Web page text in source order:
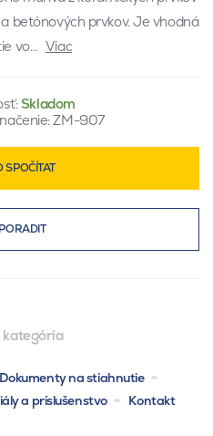
betónových prvkov. Je vhodná
vo… Viac
Skladom
ZM-907
SPOČÍTAT
kategória
Dokumenty na stiahnutie
a príslušenstvo Kontakt